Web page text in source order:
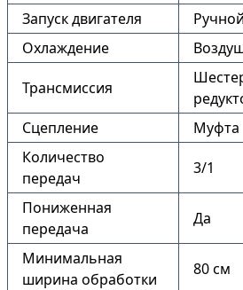
Запуск двигателя
Ручной
Охлаждение
Трансмиссия
Сцепление
Муфта
Количество
передач
3/1
Пониженная
передача
Да
Минимальная
ширина обработки
80 см